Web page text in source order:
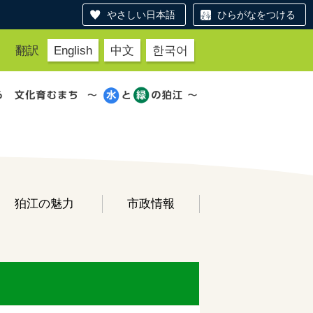
やさしい日本語 ひらがなをつける
翻訳 English 中文 한국어
狛江の魅力 市政情報